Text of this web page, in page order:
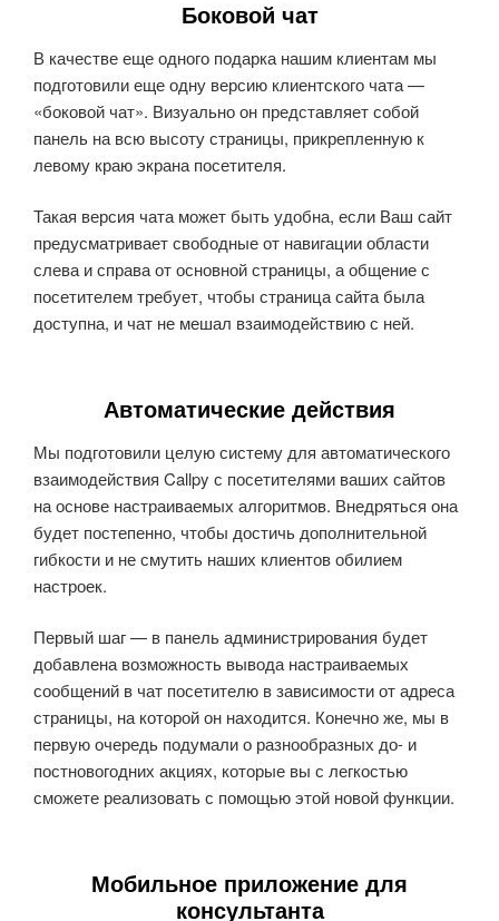
Боковой чат
В качестве еще одного подарка нашим клиентам мы
подготовили еще одну версию клиентского чата —
«боковой чат». Визуально он представляет собой
панель на всю высоту страницы, прикрепленную к
левому краю экрана посетителя.
Такая версия чата может быть удобна, если Ваш сайт
предусматривает свободные от навигации области
слева и справа от основной страницы, а общение с
посетителем требует, чтобы страница сайта была
доступна, и чат не мешал взаимодействию с ней.
Автоматические действия
Мы подготовили целую систему для автоматического
взаимодействия Callpy с посетителями ваших сайтов
на основе настраиваемых алгоритмов. Внедряться она
будет постепенно, чтобы достичь дополнительной
гибкости и не смутить наших клиентов обилием
настроек.
Первый шаг — в панель администрирования будет
добавлена возможность вывода настраиваемых
сообщений в чат посетителю в зависимости от адреса
страницы, на которой он находится. Конечно же, мы в
первую очередь подумали о разнообразных до- и
постновогодних акциях, которые вы с легкостью
сможете реализовать с помощью этой новой функции.
Мобильное приложение для
консультанта